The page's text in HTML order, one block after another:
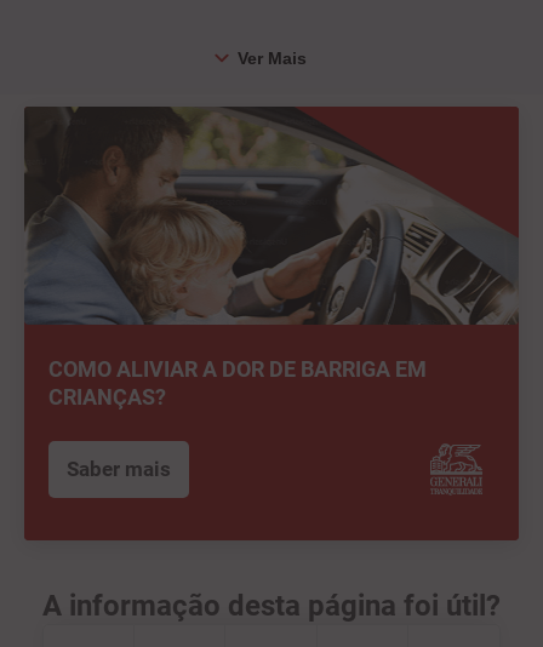
COMO ALIVIAR A DOR DE BARRIGA EM
CRIANÇAS?
Saber mais
A informação desta página foi útil?